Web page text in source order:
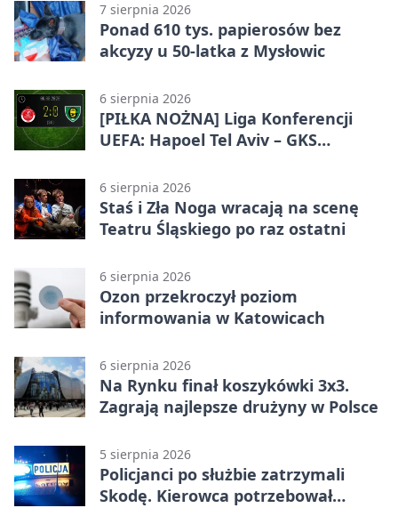
7 sierpnia 2026
Ponad 610 tys. papierosów bez
akcyzy u 50-latka z Mysłowic
6 sierpnia 2026
[PIŁKA NOŻNA] Liga Konferencji
UEFA: Hapoel Tel Aviv – GKS
rundy kwalifikacyjnej
6 sierpnia 2026
Staś i Zła Noga wracają na scenę
Teatru Śląskiego po raz ostatni
6 sierpnia 2026
Ozon przekroczył poziom
informowania w Katowicach
6 sierpnia 2026
Na Rynku finał koszykówki 3x3.
Zagrają najlepsze drużyny w Polsce
5 sierpnia 2026
Policjanci po służbie zatrzymali
Skodę. Kierowca potrzebował